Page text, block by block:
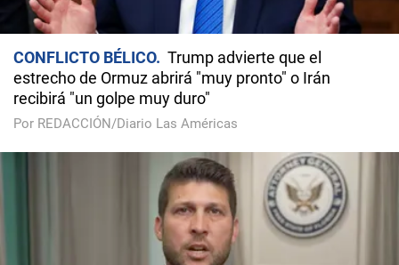
CONFLICTO BÉLICO
Trump advierte que el
estrecho de Ormuz abrirá "muy pronto" o Irán
recibirá "un golpe muy duro"
Por REDACCIÓN/Diario Las Américas